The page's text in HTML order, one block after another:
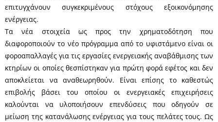
επιτυγχάνουν συγκεκριμένους στόχους εξοικονόμησης
ενέργειας.
Τα νέα στοιχεία ως προς την χρηματοδότηση που
διαφοροποιούν το νέο πρόγραμμα από το υφιστάμενο είναι οι
φοροαπαλλαγές για τις εργασίες ενεργειακής αναβάθμισης των
κτηρίων οι οποίες θεσπίστηκαν για πρώτη φορά εφέτος και δεν
αποκλείεται να αναθεωρηθούν. Είναι επίσης το καθεστώς
επιβολής βάσει του οποίου οι ενεργειακές επιχειρήσεις
καλούνται να υλοποιήσουν επενδύσεις που οδηγούν σε
μείωση της κατανάλωσης ενέργειας για τους πελάτες τους. Ως